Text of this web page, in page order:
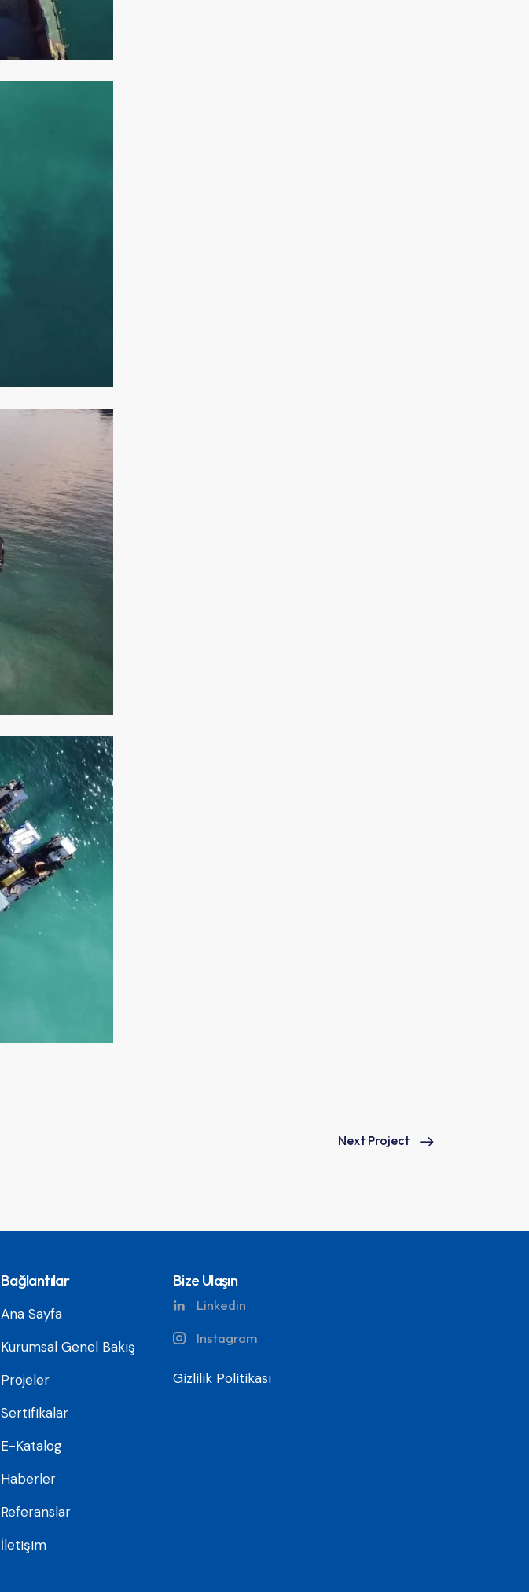
Next Project
Bağlantılar
Ana Sayfa
Kurumsal Genel Bakış
Projeler
Sertifikalar
E-Katalog
Haberler
Referanslar
İletişim
Bize Ulaşın
Linkedin
Instagram
Gizlilik Politikası